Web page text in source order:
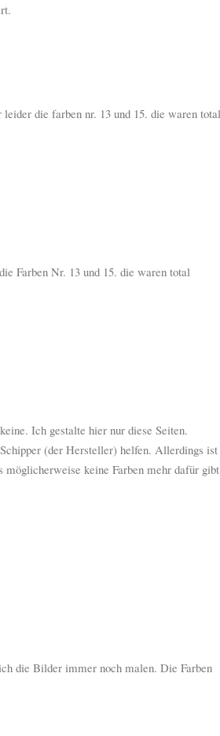
die farben nr. 13 und 15. die waren total
Farben Nr. 13 und 15. die waren total
Ich gestalte hier nur diese Seiten.
(der Hersteller) helfen. Allerdings ist
keine Farben mehr dafür
die Bilder immer noch malen. Die Farben